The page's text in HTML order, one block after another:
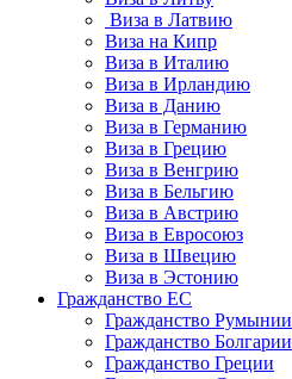
Виза в Латвию
Виза на Кипр
Виза в Италию
Виза в Ирландию
Виза в Данию
Виза в Германию
Виза в Грецию
Виза в Венгрию
Виза в Бельгию
Виза в Австрию
Виза в Евросоюз
Виза в Швецию
Виза в Эстонию
Гражданство ЕС
Гражданство Румынии
Гражданство Болгарии
Гражданство Греции